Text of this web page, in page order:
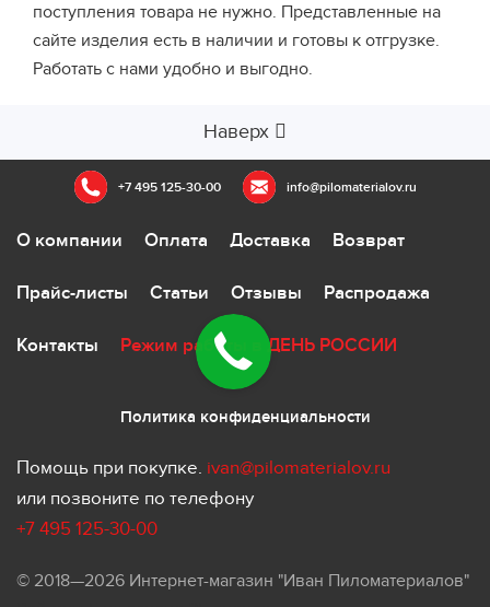
поступления товара не нужно. Представленные на
сайте изделия есть в наличии и готовы к отгрузке.
Работать с нами удобно и выгодно.
Наверх
+7 495 125-30-00 info@pilomaterialov.ru
О компании Оплата Доставка Возврат
Прайс-листы Статьи Отзывы Распродажа
Контакты Режим работы в ДЕНЬ РОССИИ
Политика конфиденциальности
Помощь при покупке. ivan@pilomaterialov.ru
или позвоните по телефону
+7 495 125-30-00
© 2018—2026 Интернет-магазин "Иван Пиломатериалов"